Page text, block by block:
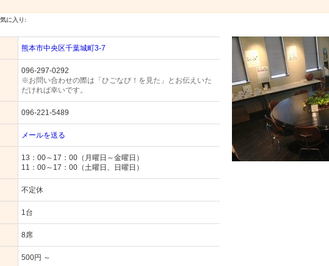
に入り:
熊本市中央区千葉城町3-7
096-297-0292
※お問い合わせの際は「ひごなび！を見た」とお伝えいた
だければ幸いです。
096-221-5489
メールを送る
13：00～17：00（月曜日～金曜日）
11：00～17：00（土曜日、日曜日）
不定休
1台
8席
500円 ～